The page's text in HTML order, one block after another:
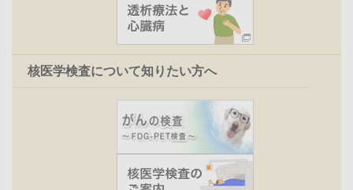
核医学検査について知りたい方へ